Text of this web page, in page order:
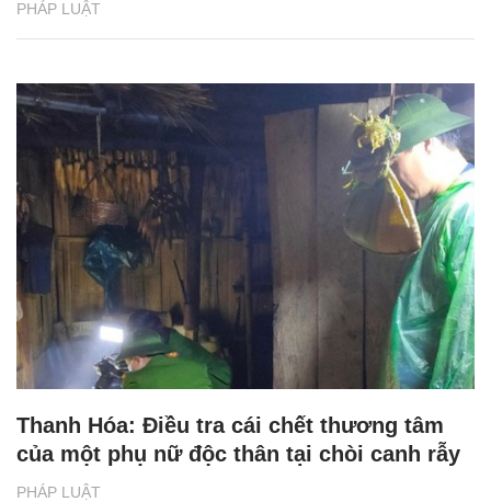
PHÁP LUẬT
PHÁP LUẬT
Thanh Hóa: Điều tra cái chết thương tâm
của một phụ nữ độc thân tại chòi canh rẫy